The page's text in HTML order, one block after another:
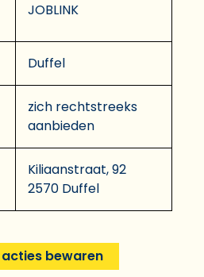
JOBLINK
Duffel
zich rechtstreeks
aanbieden
Kiliaanstraat, 92
2570 Duffel
acties bewaren